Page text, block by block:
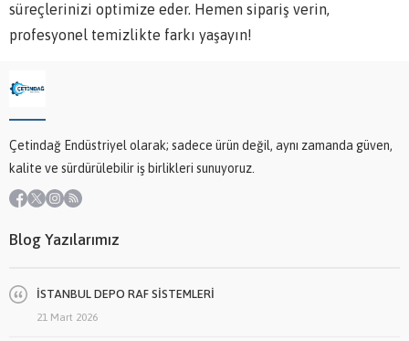
süreçlerinizi optimize eder. Hemen sipariş verin,
profesyonel temizlikte farkı yaşayın!
Çetindağ Endüstriyel olarak; sadece ürün değil, aynı zamanda güven,
kalite ve sürdürülebilir iş birlikleri sunuyoruz.
Blog Yazılarımız
İSTANBUL DEPO RAF SİSTEMLERİ
21 Mart 2026